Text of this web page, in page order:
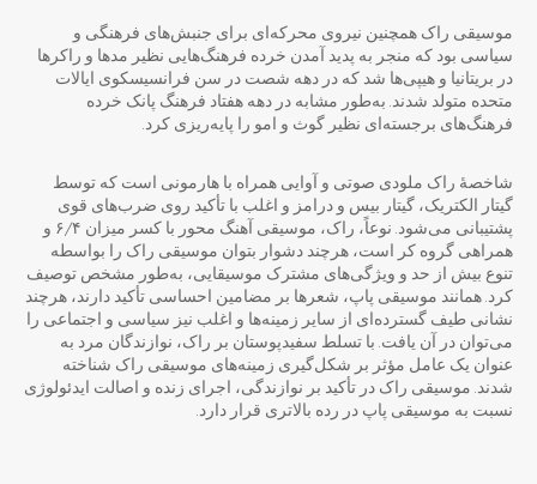
موسیقی راک همچنین نیروی محرکه‌ای برای جنبش‌های فرهنگی و
سیاسی بود که منجر به پدید آمدن خرده فرهنگ‌هایی نظیر مدها و راکرها
در بریتانیا و هیپی‌ها شد که در دهه شصت در سن فرانسیسکوی ایالات
متحده متولد شدند. به‌طور مشابه در دهه هفتاد فرهنگ پانک خرده
فرهنگ‌های برجسته‌ای نظیر گوث و امو را پایه‌ریزی کرد.
شاخصهٔ راک ملودی صوتی و آوایی همراه با هارمونی است که توسط
گیتار الکتریک، گیتار بیس و درامز و اغلب با تأکید روی ضرب‌های قوی
پشتیبانی می‌شود. نوعاً، راک، موسیقی آهنگ محور با کسر میزان ۶/۴ و
همراهی گروه کر است، هرچند دشوار بتوان موسیقی راک را بواسطه
تنوع بیش از حد و ویژگی‌های مشترک موسیقایی، به‌طور مشخص توصیف
کرد. همانند موسیقی پاپ، شعرها بر مضامین احساسی تأکید دارند، هرچند
نشانی طیف گسترده‌ای از سایر زمینه‌ها و اغلب نیز سیاسی و اجتماعی را
می‌توان در آن یافت. با تسلط سفیدپوستان بر راک، نوازندگان مرد به
عنوان یک عامل مؤثر بر شکل‌گیری زمینه‌های موسیقی راک شناخته
شدند. موسیقی راک در تأکید بر نوازندگی، اجرای زنده و اصالت ایدئولوژی
نسبت به موسیقی پاپ در رده بالاتری قرار دارد.